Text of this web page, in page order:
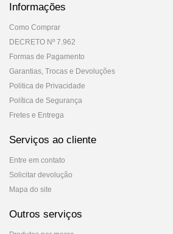
Informações
Como Comprar
DECRETO Nº 7.962
Formas de Pagamento
Garantias, Trocas e Devoluções
Politica de Privacidade
Política de Segurança
Fretes e Entrega
Serviços ao cliente
Entre em contato
Solicitar devolução
Mapa do site
Outros serviços